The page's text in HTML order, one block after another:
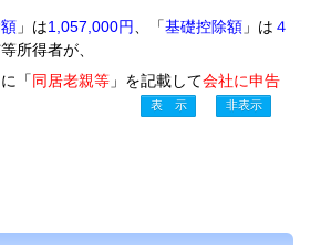
」は1,057,000円 、「基礎控除額 」は ４
所得者が、
「同居老親等 」を記載して会社に申告
、